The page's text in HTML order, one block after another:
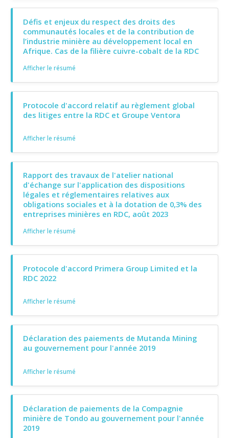
Défis et enjeux du respect des droits des
communautés locales et de la contribution de
l’industrie minière au développement local en
Afrique. Cas de la filière cuivre-cobalt de la RDC
Afficher le résumé
Protocole d'accord relatif au règlement global
des litiges entre la RDC et Groupe Ventora
Afficher le résumé
Rapport des travaux de l'atelier national
d'échange sur l'application des dispositions
légales et réglementaires relatives aux
obligations sociales et à la dotation de 0,3% des
entreprises minières en RDC, août 2023
Afficher le résumé
Protocole d'accord Primera Group Limited et la
RDC 2022
Afficher le résumé
Déclaration des paiements de Mutanda Mining
au gouvernement pour l'année 2019
Afficher le résumé
Déclaration de paiements de la Compagnie
minière de Tondo au gouvernement pour l'année
2019